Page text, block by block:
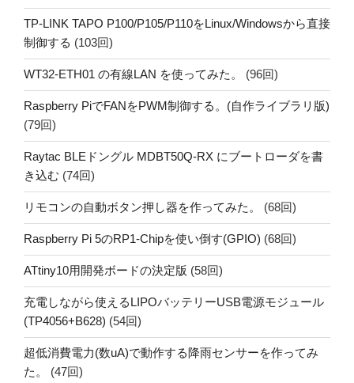
TP-LINK TAPO P100/P105/P110をLinux/Windowsから直接
制御する (103回)
WT32-ETH01 の有線LAN を使ってみた。 (96回)
Raspberry PiでFANをPWM制御する。(自作ライブラリ版)
(79回)
Raytac BLEドングル MDBT50Q-RX にブートローダを書
き込む (74回)
リモコンの自動ボタン押し器を作ってみた。 (68回)
Raspberry Pi 5のRP1-Chipを使い倒す(GPIO) (68回)
ATtiny10用開発ボードの決定版 (58回)
充電しながら使えるLIPOバッテリーUSB電源モジュール
(TP4056+B628) (54回)
超低消費電力(数uA)で動作する降雨センサーを作ってみ
た。
(47回)